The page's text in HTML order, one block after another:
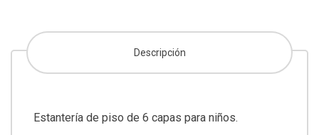
Descripción
Estantería de piso de 6 capas para niños.